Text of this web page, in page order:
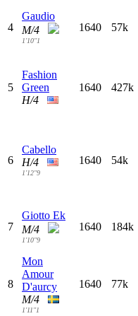
4
Gaudio
M/4
1'10"1
1640 57k
5
Fashion
Green
H/4
1640 427k
6
Cabello
H/4
1'12"9
1640 54k
7
Giotto Ek
M/4
1'10"9
1640 184k
8
Mon
Amour
D'aurcy
M/4
1'11"1
1640 77k